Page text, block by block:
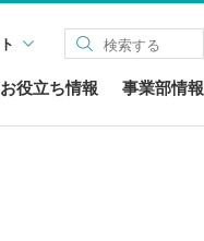
お役立ち情報 事業部情報